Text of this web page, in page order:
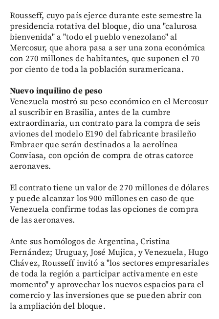
Rousseff, cuyo país ejerce durante este semestre la
presidencia rotativa del bloque, dio una "calurosa
bienvenida" a "todo el pueblo venezolano" al
Mercosur, que ahora pasa a ser una zona económica
con 270 millones de habitantes, que suponen el 70
por ciento de toda la población suramericana.
Nuevo inquilino de peso
Venezuela mostró su peso económico en el Mercosur
al suscribir en Brasilia, antes de la cumbre
extraordinaria, un contrato para la compra de seis
aviones del modelo E190 del fabricante brasileño
Embraer que serán destinados a la aerolínea
Conviasa, con opción de compra de otras catorce
aeronaves.
El contrato tiene un valor de 270 millones de dólares
y puede alcanzar los 900 millones en caso de que
Venezuela confirme todas las opciones de compra
de las aeronaves.
Ante sus homólogos de Argentina, Cristina
Fernández; Uruguay, José Mujica, y Venezuela, Hugo
Chávez, Rousseff invitó a "los sectores empresariales
de toda la región a participar activamente en este
momento" y aprovechar los nuevos espacios para el
comercio y las inversiones que se pueden abrir con
la ampliación del bloque.